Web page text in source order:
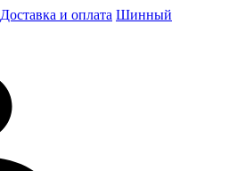
Доставка и оплата Шинный